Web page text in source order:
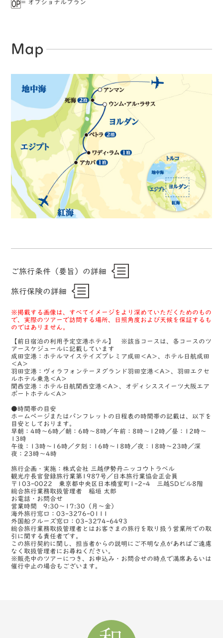
= オプショナルプラン
Map
ご旅行条件（要旨）の詳細
旅行保険の詳細
※掲載する画像は、すべてイメージをより深めていただくためのもの
で、実際のツアーで訪問する場所、日照角度および天候を保証するも
のではありません。
【前日宿泊の利用予定空港ホテル】 ※該当コースは、各コースのツ
アースケジュールに記載しています
成田空港：ホテルマイステイズプレミア成田＜A＞、ホテル日航成田
＜A＞
羽田空港：ヴィラフォンテーヌグランド羽田空港＜A＞、羽田エクセ
ルホテル東急＜A＞
関西空港：ホテル日航関西空港＜A＞、オディシススイーツ大阪エア
ポートホテル＜A＞
●時間帯の目安
ホームページまたはパンフレットの日程表の時間帯の記載は、以下を
目安としております。
早朝：4時～6時／朝：6時～8時／午前：8時～12時／昼：12時～
13時
午後：13時～16時／夕刻：16時～18時／夜：18時～23時／深
夜：23時～4時
旅行企画・実施：株式会社 三越伊勢丹ニッコウトラベル
観光庁長官登録旅行業第1987号／日本旅行業協会正会員
〒103-0022 東京都中央区日本橋室町1-2-4 三越SDビル8階
総合旅行業務取扱管理者 稲垣 太郎
お電話・お問合せ
営業時間 9:30～17:30（月～金）
海外旅行窓口：03-3276-0111
外国船クルーズ窓口：03-3274-6493
総合旅行業務取扱管理者とはお客さまの旅行を取り扱う営業所での取
引に関する責任者です。
この旅行契約に関し、担当者からの説明にご不明な点があればご遠慮
なく取扱管理者にお尋ねください。
※販売中のツアーにつき、お申込み・お問合せの時点で満席あるいは
催行中止の場合もございます。